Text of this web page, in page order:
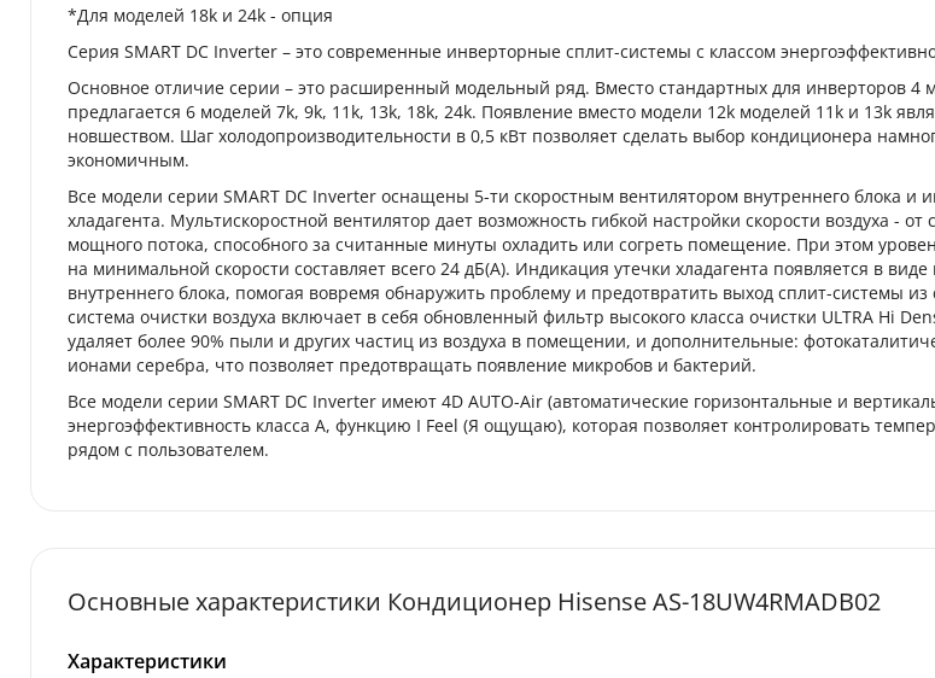
*Для моделей 18k и 24k - опция
Серия SMART DC Inverter – это современные инверторные сплит-системы с классом
Основное отличие серии – это расширенный модельный ряд. Вместо стандартных для инверторов 4
предлагается 6 моделей 7k, 9k, 11k, 13k, 18k, 24k. Появление вместо модели 12k моделей 11k и 13k
новшеством. Шаг холодопроизводительности в 0,5 кВт позволяет сделать выбор кондиционера
экономичным.
Все модели серии SMART DC Inverter оснащены 5-ти скоростным вентилятором внутреннего блока и
хладагента. Мультискоростной вентилятор дает возможность гибкой настройки скорости воздуха - от
мощного потока, способного за считанные минуты охладить или согреть помещение. При этом
на минимальной скорости составляет всего 24 дБ(А). Индикация утечки хладагента появляется в
внутреннего блока, помогая вовремя обнаружить проблему и предотвратить выход сплит-системы из
система очистки воздуха включает в себя обновленный фильтр высокого класса очистки ULTRA Hi
удаляет более 90% пыли и других частиц из воздуха в помещении, и дополнительные:
ионами серебра, что позволяет предотвращать появление микробов и бактерий.
Все модели серии SMART DC Inverter имеют 4D AUTO-Air (автоматические горизонтальные и
энергоэффективность класса А, функцию I Feel (Я ощущаю), которая позволяет контролировать
рядом с пользователем.
Основные характеристики Кондиционер Hisense AS-18UW4RMADB02
Характеристики